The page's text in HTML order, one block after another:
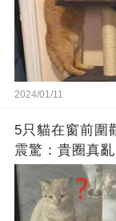
2024/01/11
5只貓在窗前圍
震驚：貴圈真